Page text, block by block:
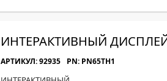
ИНТЕРАКТИВНЫЙ ДИСПЛЕЙ
АРТИКУЛ: 92935 PN: PN65ТН1